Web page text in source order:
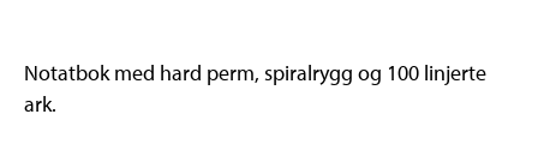
Notatbok med hard perm, spiralrygg og 100 linjerte
ark.